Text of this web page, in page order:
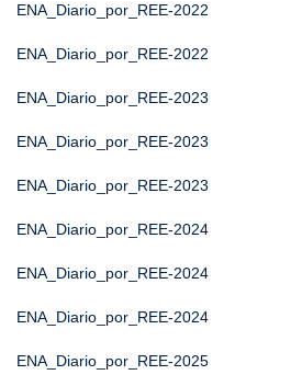
ENA_Diario_por_REE-2022
ENA_Diario_por_REE-2022
ENA_Diario_por_REE-2023
ENA_Diario_por_REE-2023
ENA_Diario_por_REE-2023
ENA_Diario_por_REE-2024
ENA_Diario_por_REE-2024
ENA_Diario_por_REE-2024
ENA_Diario_por_REE-2025